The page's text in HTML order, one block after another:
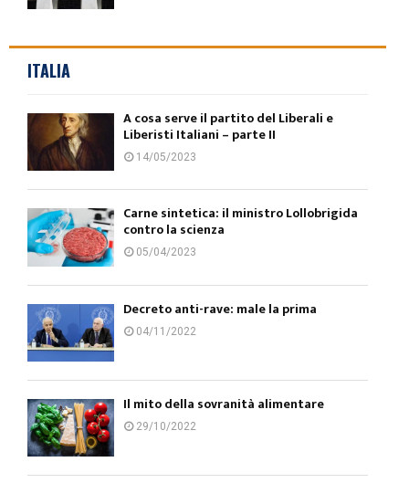
ITALIA
A cosa serve il partito del Liberali e
Liberisti Italiani – parte II
14/05/2023
Carne sintetica: il ministro Lollobrigida
contro la scienza
05/04/2023
Decreto anti-rave: male la prima
04/11/2022
Il mito della sovranità alimentare
29/10/2022